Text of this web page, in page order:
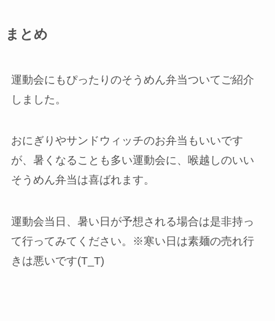
まとめ
運動会にもぴったりのそうめん弁当ついてご紹介
しました。
おにぎりやサンドウィッチのお弁当もいいです
が、暑くなることも多い運動会に、喉越しのいい
そうめん弁当は喜ばれます。
運動会当日、暑い日が予想される場合は是非持っ
て行ってみてください。※寒い日は素麺の売れ行
きは悪いです(T_T)